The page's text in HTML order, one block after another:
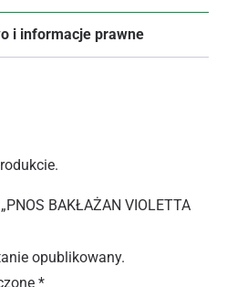
i informacje prawne
BAKŁAŻAN VIOLETTA
opublikowany.
*